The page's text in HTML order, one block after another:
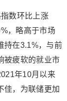
数环比上涨
，略高于市场
持在3.1%，与前
被疲软的就业市
年10月以来
佳，为联储更加